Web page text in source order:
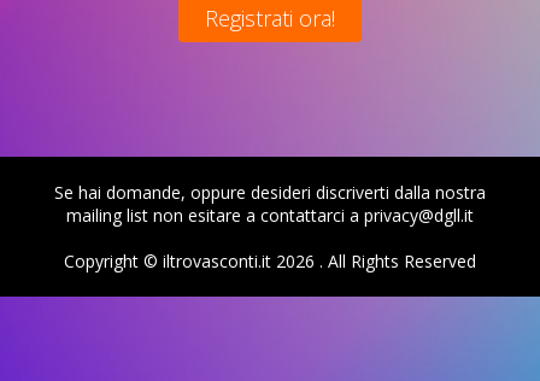
Se hai domande, oppure desideri discriverti dalla nostra
mailing list non esitare a contattarci a privacy@dgll.it
Copyright © iltrovasconti.it 2026 . All Rights Reserved